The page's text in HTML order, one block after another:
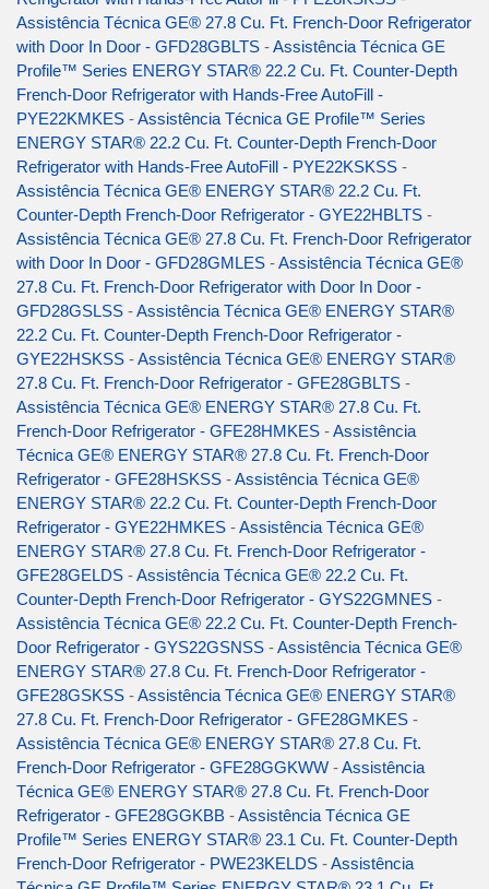
Assistência Técnica GE® 27.8 Cu. Ft. French-Door Refrigerator
with Door In Door - GFD28GBLTS -Assistência Técnica GE
Profile™ Series ENERGY STAR® 22.2 Cu. Ft. Counter-Depth
French-Door Refrigerator with Hands-Free AutoFill -
PYE22KMKES -Assistência Técnica GE Profile™ Series
ENERGY STAR® 22.2 Cu. Ft. Counter-Depth French-Door
Refrigerator with Hands-Free AutoFill - PYE22KSKSS -
Assistência Técnica GE® ENERGY STAR® 22.2 Cu. Ft.
Counter-Depth French-Door Refrigerator - GYE22HBLTS -
Assistência Técnica GE® 27.8 Cu. Ft. French-Door Refrigerator
with Door In Door - GFD28GMLES -Assistência Técnica GE®
27.8 Cu. Ft. French-Door Refrigerator with Door In Door -
GFD28GSLSS -Assistência Técnica GE® ENERGY STAR®
22.2 Cu. Ft. Counter-Depth French-Door Refrigerator -
GYE22HSKSS -Assistência Técnica GE® ENERGY STAR®
27.8 Cu. Ft. French-Door Refrigerator - GFE28GBLTS -
Assistência Técnica GE® ENERGY STAR® 27.8 Cu. Ft.
French-Door Refrigerator - GFE28HMKES -Assistência
Técnica GE® ENERGY STAR® 27.8 Cu. Ft. French-Door
Refrigerator - GFE28HSKSS -Assistência Técnica GE®
ENERGY STAR® 22.2 Cu. Ft. Counter-Depth French-Door
Refrigerator - GYE22HMKES -Assistência Técnica GE®
ENERGY STAR® 27.8 Cu. Ft. French-Door Refrigerator -
GFE28GELDS -Assistência Técnica GE® 22.2 Cu. Ft.
Counter-Depth French-Door Refrigerator - GYS22GMNES -
Assistência Técnica GE® 22.2 Cu. Ft. Counter-Depth French-
Door Refrigerator - GYS22GSNSS -Assistência Técnica GE®
ENERGY STAR® 27.8 Cu. Ft. French-Door Refrigerator -
GFE28GSKSS -Assistência Técnica GE® ENERGY STAR®
27.8 Cu. Ft. French-Door Refrigerator - GFE28GMKES -
Assistência Técnica GE® ENERGY STAR® 27.8 Cu. Ft.
French-Door Refrigerator - GFE28GGKWW -Assistência
Técnica GE® ENERGY STAR® 27.8 Cu. Ft. French-Door
Refrigerator - GFE28GGKBB -Assistência Técnica GE
Profile™ Series ENERGY STAR® 23.1 Cu. Ft. Counter-Depth
French-Door Refrigerator - PWE23KELDS -Assistência